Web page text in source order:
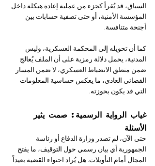
السياق، قد يُقرأ كجزء من عملية إعادة هيكلة داخل
المؤسسة الأمنية، أو حتى تصفية حسابات بين
أجنحة متنافسة.
كما أن تحويله إلى المحكمة العسكرية، وليس
المدنية، يحمل دلالة رمزية على أن الملف يُعالج
ضمن منطق الانضباط العسكري، لا ضمن المسار
القضائي العادي، ما يعكس حساسية المعلومات
التي قد يكون بحوزته.
غياب الرواية الرسمية: صمت يثير
الأسئلة
حتى الآن، لم تصدر وزارة الدفاع أو رئاسة
الجمهورية أي بيان رسمي حول التوقيف، ما يفتح
المجال أمام التأويلات. هل يُراد احتواء القضية بعيداً